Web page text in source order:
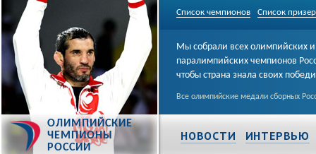
Список чемпионов Список
ОЛИМПИЙСКИЕ
ЧЕМПИОНЫ
РОССИИ
Мы собрали всех олимпийских и
паралимпийских чемпионов
чтобы страна знала своих
Все олимпийские медали сборных
НОВОСТИ ИНТЕРВЬЮ